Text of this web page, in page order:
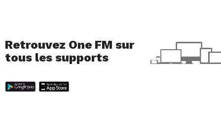
Retrouvez One FM sur
tous les supports